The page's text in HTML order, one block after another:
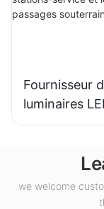
applications
Fournisseur
luminaires
KML-CLA
intérieurs
les stations-
et les
we welcome